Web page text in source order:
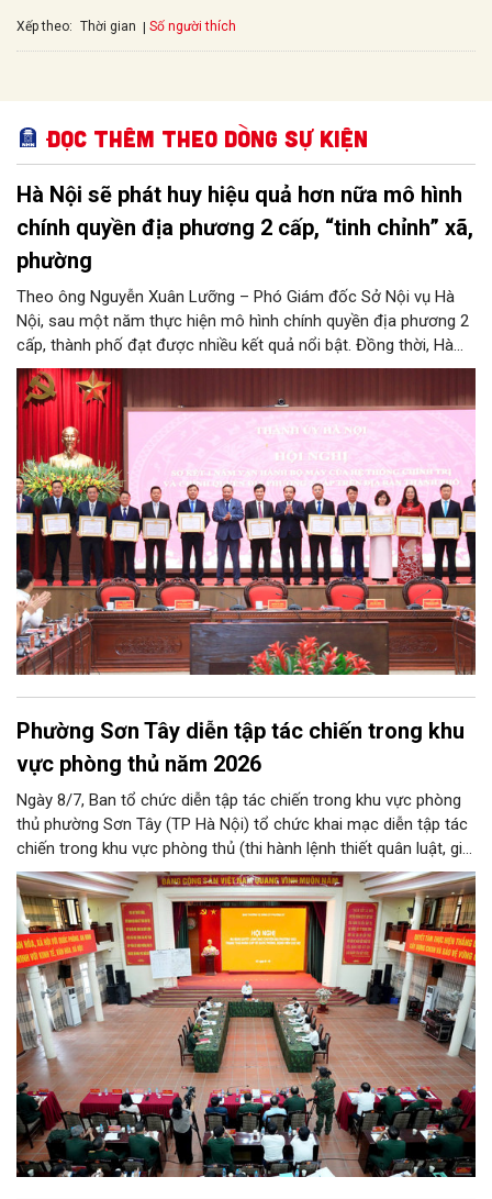
Xếp theo: Thời gian Số người thích
Đọc thêm Theo dòng sự kiện
Hà Nội sẽ phát huy hiệu quả hơn nữa mô hình
chính quyền địa phương 2 cấp, “tinh chỉnh” xã,
phường
Theo ông Nguyễn Xuân Lưỡng – Phó Giám đốc Sở Nội vụ Hà
Nội, sau một năm thực hiện mô hình chính quyền địa phương 2
cấp, thành phố đạt được nhiều kết quả nổi bật. Đồng thời, Hà
Nội đang nghiên cứu, thực hiện đúng tinh thần chỉ đạo của
Trung ương để tiếp tục tinh chỉnh xã, phường, đảm bảo mô hình
chính quyền địa phương 2 cấp của Hà Nội phát huy hiệu quả
hơn nữa trong giai đoạn mới.
Phường Sơn Tây diễn tập tác chiến trong khu
vực phòng thủ năm 2026
Ngày 8/7, Ban tổ chức diễn tập tác chiến trong khu vực phòng
thủ phường Sơn Tây (TP Hà Nội) tổ chức khai mạc diễn tập tác
chiến trong khu vực phòng thủ (thi hành lệnh thiết quân luật, giới
nghiêm) năm 2026.